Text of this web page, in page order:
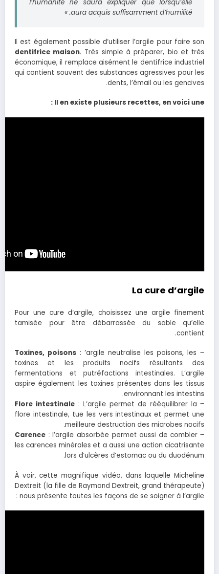
l’humanité ne saura expliquer que lorsqu’elle
aura acquis suffisamment d’humilité. »
Il est également possible d’utiliser l’argile pour faire son
dentifrice maison. Très simple à préparer, bio et très
économique, il remplace aisément le dentifrice industriel
qui contient souvent des substances agressives pour les
dents, l’émail ou les gencives.
Il en existe plusieurs recettes, en voici une :
La cure d’argile
Pour une cure d’argile, choisissez une argile finement
tamisée pour être débarrassée du sable qu’elle
contient.
–
Toxines, poisons : ’argile neutralise les poisons, les
toxines et les produits nocifs résultants des
fermentations et putréfactions intestinales. L’argile
aspire également les toxines présentes dans les tissus
environnant les intestins.
–
: L’argile permet de rééquilibrer la
flore intestinale, tue les vers intestinaux et permet une
meilleure destruction des microbes nocifs.
–
: l’argile absorbée permet aussi de combler
les carences minérales et a aussi une action cicatrisante
lors d’ulcères d’estomac ou du duodénum.
À voir, cette magnifique vidéo, dans laquelle Micheline
Dextreit (la fille de Raymond Dextreit, grand thérapeute)
nous présente toutes les façons de se soigner à l’argile :